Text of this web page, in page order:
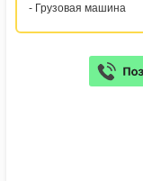
- Грузовая машина